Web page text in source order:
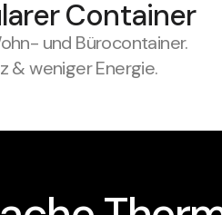
Container
und Bürocontainer.
& weniger Energie.